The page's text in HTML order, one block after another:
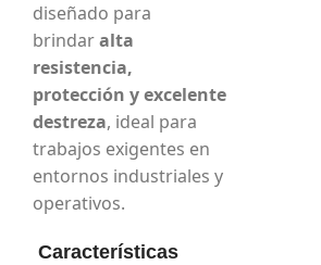
diseñado para
brindaralta
resistencia,
protección y excelente
destreza, ideal para
trabajos exigentes en
entornos industriales y
operativos.
Características